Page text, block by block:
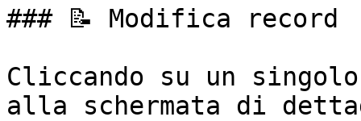
### 📝 Modifica record
Cliccando su un
alla schermata di